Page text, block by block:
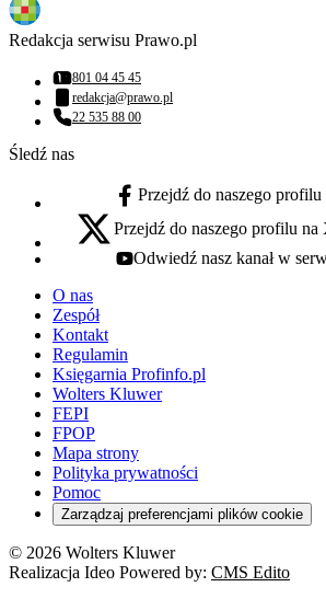
Redakcja serwisu Prawo.pl
Numer telefonu:
801 04 45 45
Adres email:
redakcja@prawo.pl
Numer telefonu:
22 535 88 00
Śledź nas
facebook - otwiera się w nowej karcie
Przejdź do naszego profilu
x - otwiera się w nowej karcie
Przejdź do naszego profilu
youtube - otwiera się w nowej karcie
Odwiedź nasz kanał w
O nas
Zespół
Kontakt
Regulamin
Księgarnia Profinfo.pl
Wolters Kluwer
FEPI
FPOP
Mapa strony
Polityka prywatności
Pomoc
Zarządzaj preferencjami plików cookie
© 2026 Wolters Kluwer
Realizacja Ideo Powered by: CMS Edito